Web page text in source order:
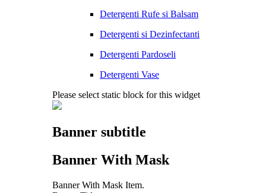
Detergenti Rufe si Balsam
Detergenti si Dezinfectanti
Detergenti Pardoseli
Detergenti Vase
Please select static block for this widget
Banner subtitle
Banner With Mask
Banner With Mask Item.